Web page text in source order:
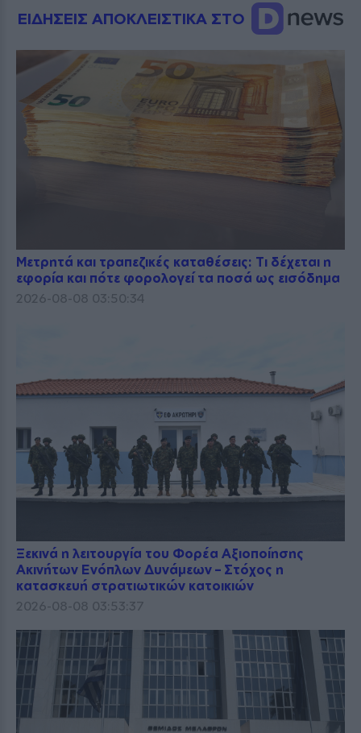
ΕΙΔΗΣΕΙΣ ΑΠΟΚΛΕΙΣΤΙΚΑ ΣΤΟ
Μετρητά και τραπεζικές καταθέσεις: Τι δέχεται η
εφορία και πότε φορολογεί τα ποσά ως εισόδημα
2026-08-08 03:50:34
Ξεκινά η λειτουργία του Φορέα Αξιοποίησης
Ακινήτων Ενόπλων Δυνάμεων – Στόχος η
κατασκευή στρατιωτικών κατοικιών
2026-08-08 03:53:37